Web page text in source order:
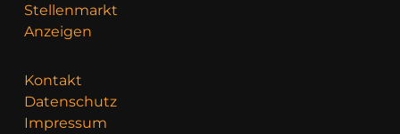
Stellenmarkt
Anzeigen
Kontakt
Datenschutz
Impressum